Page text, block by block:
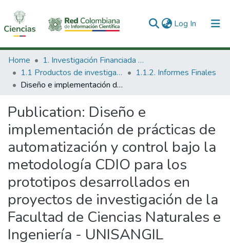
Log In (current)
Communities & Collections
All of DSpace
Home
1. Investigación Financiada con Recursos Públicos
1.1 Productos de investigación
1.1.2. Informes Finales
Diseño e implementación de prácticas de automatización y control bajo la metodología CDIO para los prototipos desarrollados en proyectos de investigación de la Facultad de Ciencias Naturales e Ingeniería - UNISANGIL
Publication: Diseño e
implementación de prácticas de
automatización y control bajo la
metodología CDIO para los
prototipos desarrollados en
proyectos de investigación de la
Facultad de Ciencias Naturales e
Ingeniería - UNISANGIL